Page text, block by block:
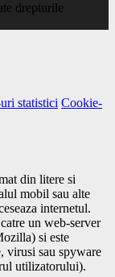
drepturile
statistici Cookie-
din litere si
mobil sau alte
internetul.
un web-server
si este
virusi sau spyware
utilizatorului).